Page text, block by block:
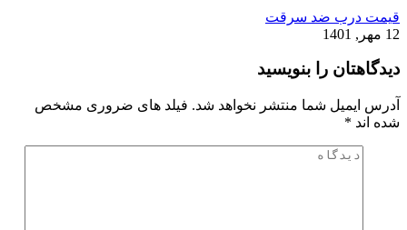
قیمت درب ضد سرقت
12 مهر, 1401
دیدگاهتان را بنویسید
آدرس ایمیل شما منتشر نخواهد شد. فیلد های ضروری مشخص
شده اند *